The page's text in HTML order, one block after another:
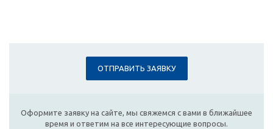
ОТПРАВИТЬ ЗАЯВКУ
Оформите заявку на сайте, мы свяжемся с вами в ближайшее
время и ответим на все интересующие вопросы.